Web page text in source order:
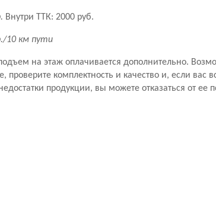
Внутри ТТК: 2000 руб.
10 км пути
на этаж оплачивается дополнительно.
комплектность и качество и, если вас
продукции, вы можете отказаться от ее